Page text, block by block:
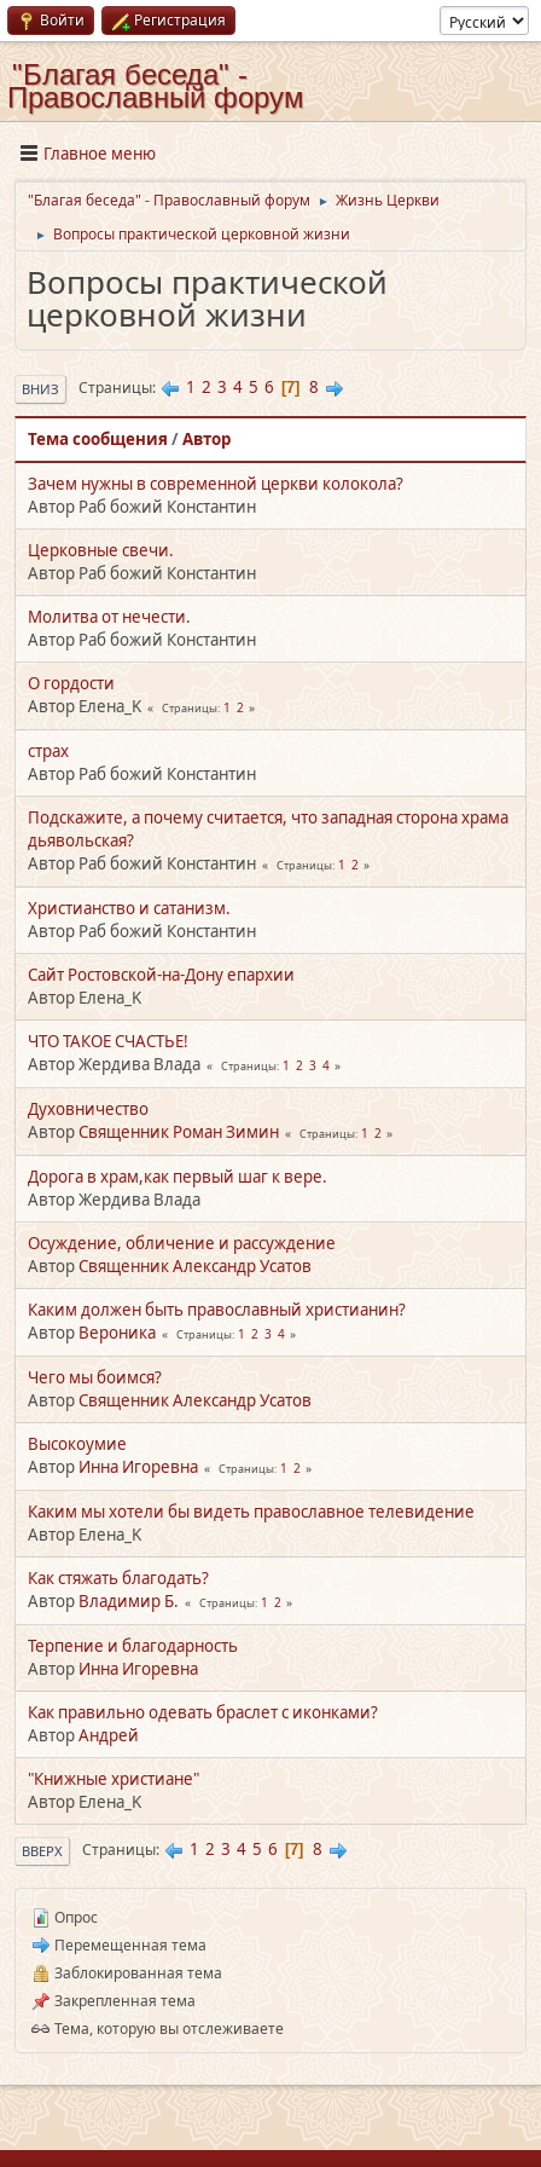
Войти Регистрация
"Благая беседа" -
Православный форум
Главное меню
"Благая беседа" - Православный форум ► Жизнь Церкви
► Вопросы практической церковной жизни
Вопросы практической
церковной жизни
ВНИЗ Страницы 1 2 3 4 5 6 7 8
Тема сообщения /Автор
Зачем нужны в современной церкви колокола?
Автор Раб божий Константин
Церковные свечи.
Автор Раб божий Константин
Молитва от нечести.
Автор Раб божий Константин
О гордости
Автор Елена_K
Страницы 1 2
страх
Автор Раб божий Константин
Подскажите, а почему считается, что западная сторона храма
дьявольская?
Автор Раб божий Константин
Страницы 1 2
Христианство и сатанизм.
Автор Раб божий Константин
Сайт Ростовской-на-Дону епархии
Автор Елена_K
ЧТО ТАКОЕ СЧАСТЬЕ!
Автор Жердива Влада
Страницы 1 2 3 4
Духовничество
АвторСвященник Роман Зимин Страницы 1 2
Дорога в храм,как первый шаг к вере.
Автор Жердива Влада
Осуждение, обличение и рассуждение
АвторСвященник Александр Усатов
Каким должен быть православный христианин?
Автор Вероника Страницы 1 2 3 4
Чего мы боимся?
АвторСвященник Александр Усатов
Высокоумие
Автор Инна Игоревна Страницы 1 2
Каким мы хотели бы видеть православное телевидение
Автор Елена_K
Как стяжать благодать?
Автор Владимир Б. Страницы 1 2
Терпение и благодарность
Автор Инна Игоревна
Как правильно одевать браслет с иконками?
АвторАндрей
"Книжные христиане"
Автор Елена_K
ВВЕРХ Страницы 1 2 3 4 5 6 7 8
Опрос
Перемещенная тема
Заблокированная тема
Закрепленная тема
Тема, которую вы отслеживаете